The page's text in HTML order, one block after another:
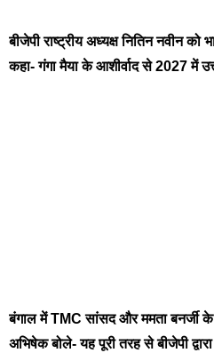
बीजेपी राष्ट्रीय अध्यक्ष नितिन नवीन
कहा- गंगा मैया के आशीर्वाद से 2027 में
बंगाल में TMC सांसद और ममता बनर्जी
अभिषेक बोले- यह पूरी तरह से बीजेपी